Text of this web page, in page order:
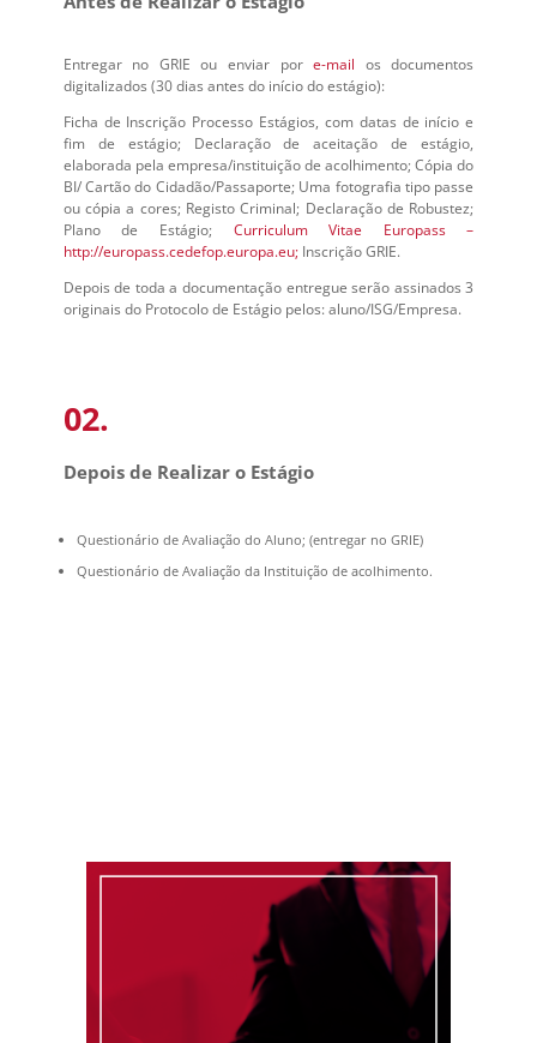
Entregar no GRIE ou enviar pore-mail os documentos
digitalizados (30 dias antes do início do estágio):
Ficha de Inscrição Processo Estágios, com datas de início e
fim de estágio; Declaração de aceitação de estágio,
elaborada pela empresa/instituição de acolhimento; Cópia do
BI/ Cartão do Cidadão/Passaporte; Uma fotografia tipo passe
ou cópia a cores; Registo Criminal; Declaração de Robustez;
Plano de Estágio; Curriculum Vitae Europass –
http://europass.cedefop.europa.eu; Inscrição GRIE.
Depois de toda a documentação entregue serão assinados 3
originais do Protocolo de Estágio pelos: aluno/ISG/Empresa.
02.
Depois de Realizar o Estágio
Questionário de Avaliação do Aluno; (entregar no GRIE)
Questionário de Avaliação da Instituição de acolhimento.